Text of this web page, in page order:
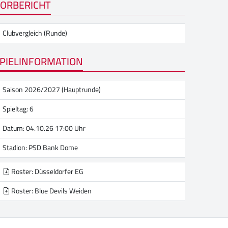
Clubvergleich (Runde)
Saison 2026/2027 (Hauptrunde)
Spieltag: 6
Datum: 04.10.26 17:00 Uhr
Stadion:PSD Bank Dome
Roster: Düsseldorfer EG
Roster: Blue Devils Weiden